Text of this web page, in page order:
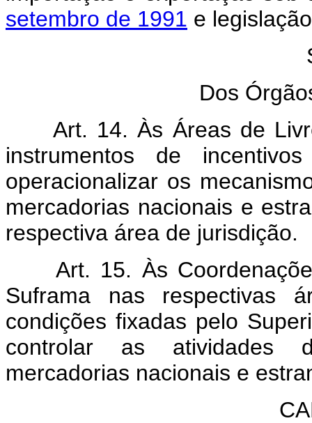
setembro de 1991 e
Dos
Art. 14. Às Áreas de
instrumentos de
operacionalizar os
mercadorias nacionais e
respectiva área de jurisdição.
Art. 15. Às
Suframa nas respectivas
condições fixadas pelo
controlar as atividades
mercadorias nacionais e